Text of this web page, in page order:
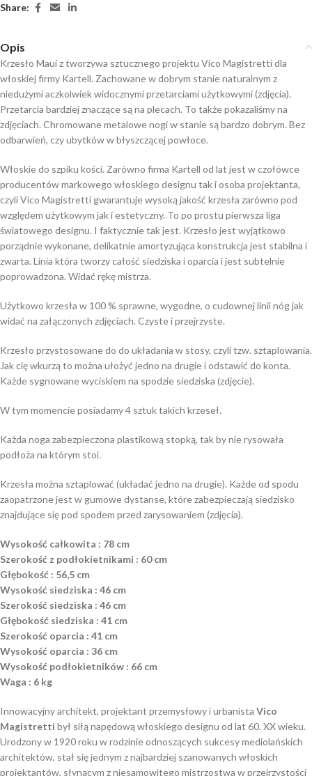
Share:
Opis
Krzesło Maui z tworzywa sztucznego projektu Vico Magistretti dla
włoskiej firmy Kartell. Zachowane w dobrym stanie naturalnym z
niedużymi aczkolwiek widocznymi przetarciami użytkowymi (zdjęcia).
Przetarcia bardziej znaczące są na plecach. To także pokazaliśmy na
zdjęciach. Chromowane metalowe nogi w stanie są bardzo dobrym. Bez
odbarwień, czy ubytków w błyszczącej powłoce.
Włoskie do szpiku kości. Zarówno firma Kartell od lat jest w czołówce
producentów markowego włoskiego designu tak i osoba projektanta,
czyli Vico Magistretti gwarantuje wysoką jakość krzesła zarówno pod
względem użytkowym jak i estetyczny. To po prostu pierwsza liga
światowego designu. I faktycznie tak jest. Krzesło jest wyjątkowo
porządnie wykonane, delikatnie amortyzująca konstrukcja jest stabilna i
zwarta. Linia która tworzy całość siedziska i oparcia i jest subtelnie
poprowadzona. Widać rękę mistrza.
Użytkowo krzesła w 100 % sprawne, wygodne, o cudownej linii nóg jak
widać na załączonych zdjęciach. Czyste i przejrzyste.
Krzesło przystosowane do do układania w stosy, czyli tzw. sztaplowania.
Jak cię wkurzą to można ułożyć jedno na drugie i odstawić do konta.
Każde sygnowane wyciskiem na spodzie siedziska (zdjęcie).
W tym momencie posiadamy 4 sztuk takich krzeseł.
Każda noga zabezpieczona plastikową stopką, tak by nie rysowała
podłoża na którym stoi.
Krzesła można sztaplować (układać jedno na drugie). Każde od spodu
zaopatrzone jest w gumowe dystanse, które zabezpieczają siedzisko
znajdujące się pod spodem przed zarysowaniem (zdjęcia).
Wysokość całkowita : 78 cm
Szerokość z podłokietnikami : 60 cm
Głębokość : 56,5 cm
Wysokość siedziska : 46 cm
Szerokość siedziska : 46 cm
Głębokość siedziska : 41 cm
Szerokość oparcia : 41 cm
Wysokość oparcia : 36 cm
Wysokość podłokietników : 66 cm
Waga : 6 kg
Innowacyjny architekt, projektant przemysłowy i urbanista Vico
Magistretti był siłą napędową włoskiego designu od lat 60. XX wieku.
Urodzony w 1920 roku w rodzinie odnoszących sukcesy mediolańskich
architektów, stał się jednym z najbardziej szanowanych włoskich
projektantów, słynącym z niesamowitego mistrzostwa w przejrzystości